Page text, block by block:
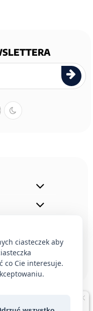
ciasteczek aby
co Cie interesuje.